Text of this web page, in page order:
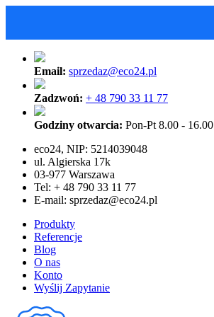
Email: sprzedaz@eco24.pl
Zadzwoń: + 48 790 33 11 77
Godziny otwarcia: Pon-Pt 8.00 - 16.00
eco24, NIP: 5214039048
ul. Algierska 17k
03-977 Warszawa
Tel: + 48 790 33 11 77
E-mail: sprzedaz@eco24.pl
Produkty
Referencje
Blog
O nas
Konto
Wyślij Zapytanie